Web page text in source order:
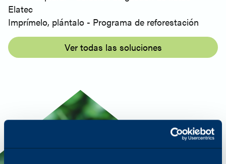
Elatec
Imprímelo, plántalo - Programa de reforestación
Ver todas las soluciones